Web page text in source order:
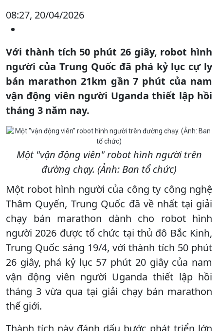
08:27, 20/04/2026
Với thành tích 50 phút 26 giây, robot hình
người của Trung Quốc đã phá kỷ lục cự ly
bán marathon 21km gần 7 phút của nam
vận động viên người Uganda thiết lập hồi
tháng 3 năm nay.
Một "vận động viên" robot hình người trên
đường chạy. (Ảnh: Ban tổ chức)
Một robot hình người của công ty công nghệ
Thâm Quyến, Trung Quốc đã về nhất tại giải
chạy bán marathon dành cho robot hình
người 2026 được tổ chức tại thủ đô Bắc Kinh,
Trung Quốc sáng 19/4, với thành tích 50 phút
26 giây, phá kỷ lục 57 phút 20 giây của nam
vận động viên người Uganda thiết lập hồi
tháng 3 vừa qua tại giải chạy bán marathon
thế giới.
Thành tích này đánh dấu bước phát triển lớn